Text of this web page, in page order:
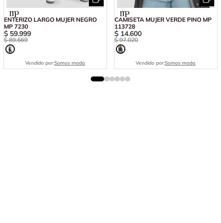
ENTERIZO LARGO MUJER NEGRO
MP 7230
$ 59.999
$ 89.669
Vendido por:Somos moda
CAMISETA MUJER VERDE PINO MP
113728
$ 14.600
$ 97.020
Vendido por:Somos moda